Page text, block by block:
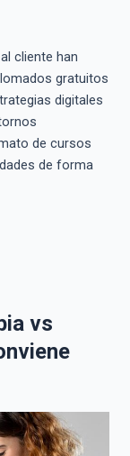
cliente han
gratuitos
digitales
de cursos
de forma
vs